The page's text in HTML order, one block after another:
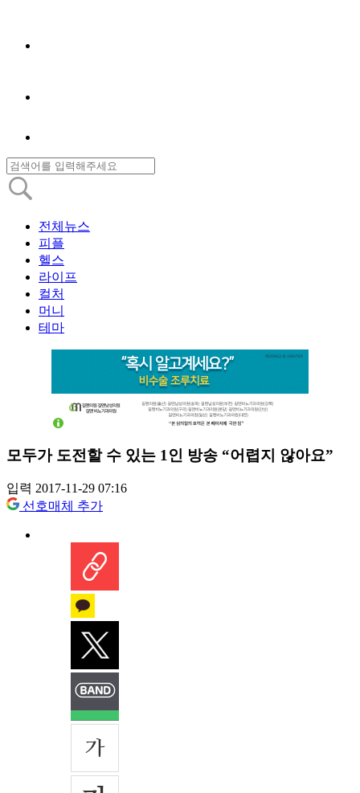
전체뉴스
피플
헬스
라이프
컬처
머니
테마
모두가 도전할 수 있는 1인 방송 “어렵지 않아요”
입력 2017-11-29 07:16
선호매체 추가